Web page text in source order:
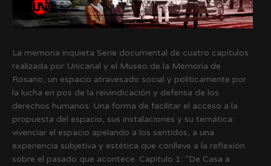
La memoria inquieta Serie documental de cuatro capítulos
realizada por Unicanal y el Museo de la Memoria de
Rosario, un espacio atravesado social y políticamente por
la lucha en pos de la reivindicación y defensa de los
derechos humanos. Una forma de facilitar el acceso a la
propuesta del espacio, sus instalaciones y su temática:
vivenciar el espacio apelando a los sentidos, a una
experiencia subjetiva y estética que conlleve a la reflexión
sobre el pasado que acontece. Capitulo 1: “De Casa a